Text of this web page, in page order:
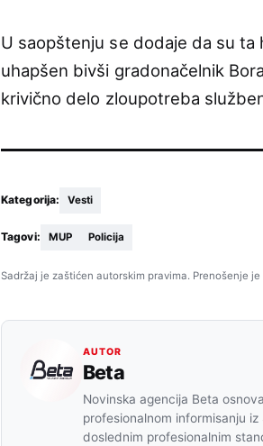
U saopštenju se dodaje da su ta
uhapšen bivši gradonačelnik
krivično delo zloupotreba
Kategorija: Vesti
Tagovi: MUP Policija
Sadržaj je zaštićen autorskim pravima. Prenošenje
AUTOR
Beta
Novinska agencija Beta
profesionalnom informisanju
doslednim profesionalnim